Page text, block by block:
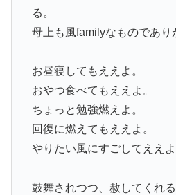
る。
母上も風familyなものであり
お昼寝してもええよ。
おやつ食べてもええよ。
ちょっと勉強燃えよ。
回復に燃えてもええよ。
やりたい風にすごしてええよ
鼓舞されつつ、赦してくれる